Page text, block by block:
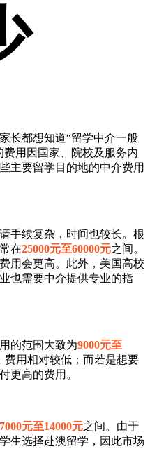
长都想知道“留学中介一般
用因国家、院校及服务内
主要留学目的地的中介费用
手续复杂，时间也较长。根
在25000元至60000元之间。
用会更高。此外，美国高校
也需要中介提供专业的指
的范围大致为9000元至
费用相对较低；而若是想要
更高的费用。
7000元至14000元之间。由于
生选择赴澳留学，因此市场